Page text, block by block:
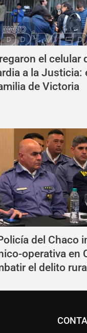
el celular
a la Justicia:
de Victoria
del Chaco
operativa en
el delito rural